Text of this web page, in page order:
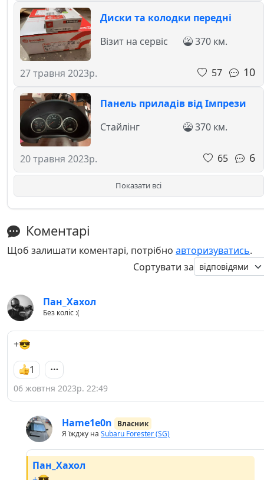
Диски та колодки передні
27 травня 2023р.
Візит на сервіс 370 км.
57 10
Панель приладів від Імпрези
20 травня 2023р.
Стайлінг 370 км.
65 6
Показати всі
Коментарі
Щоб залишати коментарі, потрібно авторизуватись.
Сортувати за
Пан_Хахол
Без коліс :(
+😎
1
06 жовтня 2023р. 22:49
Hame1e0n
Власник
Я їжджу на Subaru Forester (SG)
Пан_Хахол